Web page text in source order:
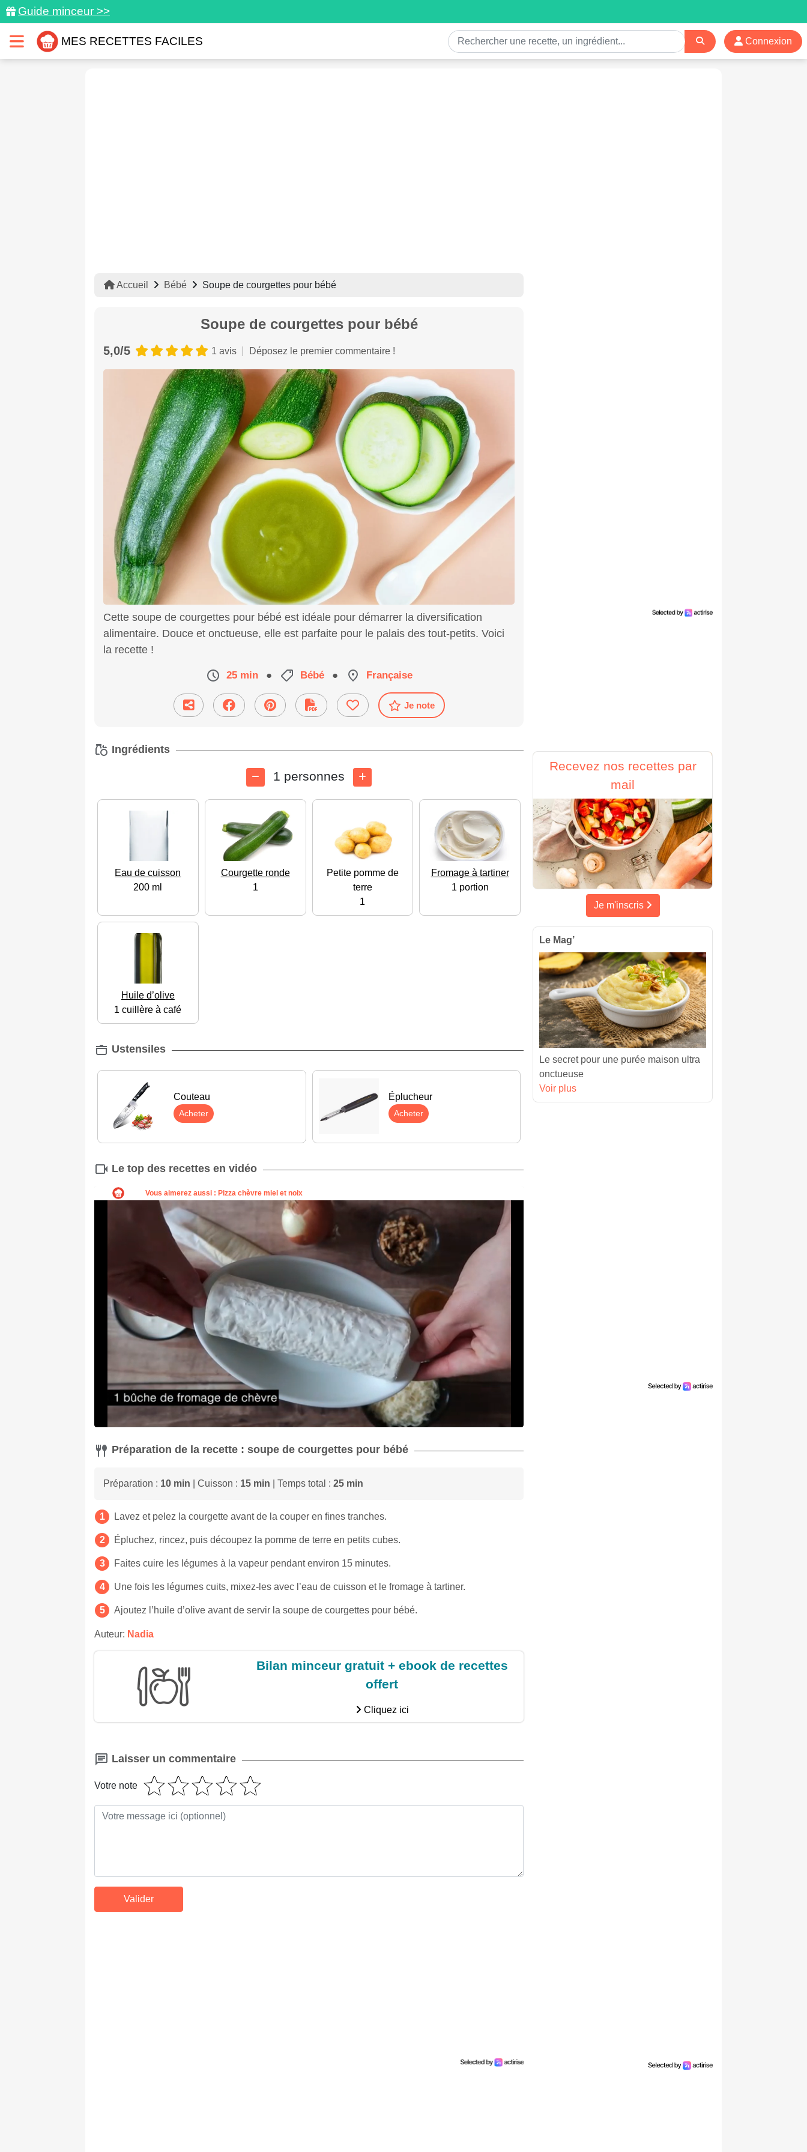
Guide minceur >>
MES RECETTES FACILES Connexion
Accueil Bébé Soupe de courgettes pour bébé
Soupe de courgettes pour bébé
5,0/5 1 avis Déposez le premier commentaire !
Cette soupe de courgettes pour bébé est idéale pour démarrer la diversification
alimentaire. Douce et onctueuse, elle est parfaite pour le palais des tout-petits. Voici
la recette !
25 min ● Bébé ● Française
Je note
Ingrédients
1 personnes
Eau de cuisson
200 ml
Courgette ronde
1
Petite pomme de
terre
1
Fromage à tartiner
1 portion
Huile d’olive
1 cuillère à café
Ustensiles
Couteau
Acheter
Éplucheur
Acheter
Le top des recettes en vidéo
Préparation de la recette : soupe de courgettes pour bébé
Préparation : 10 min | Cuisson : 15 min | Temps total : 25 min
Lavez et pelez la courgette avant de la couper en fines tranches.
Épluchez, rincez, puis découpez la pomme de terre en petits cubes.
Faites cuire les légumes à la vapeur pendant environ 15 minutes.
Une fois les légumes cuits, mixez-les avec l’eau de cuisson et le fromage à tartiner.
Ajoutez l’huile d’olive avant de servir la soupe de courgettes pour bébé.
Auteur: Nadia
Bilan minceur gratuit + ebook de recettes
offert
Cliquez ici
Laisser un commentaire
Votre note
Recevez nos recettes par
mail
Je m'inscris
Le Mag’
Le secret pour une purée maison ultra
onctueuse
Voir plus